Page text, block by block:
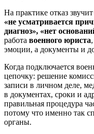
На практике отказ
«не усматривается
диагноз», «нет
работа военного юриста
эмоции, а документы и
Когда подключается
цепочку: решение
записи в личном деле,
в документах, сроки и
правильная процедура
потому что именно так
органы.